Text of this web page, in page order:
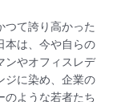
つて誇り高かった
本は、今や自らの
ンやオフィスレデ
ジに染め、企業の
のような若者たち